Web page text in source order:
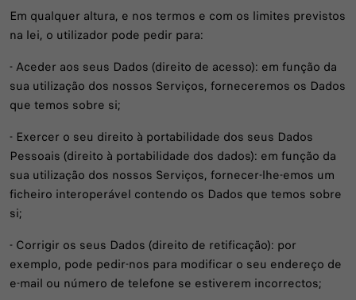
Em qualquer altura, e nos termos e com os limites previstos
na lei, o utilizador pode pedir para:
- Aceder aos seus Dados (direito de acesso): em função da
sua utilização dos nossos Serviços, forneceremos os Dados
que temos sobre si;
- Exercer o seu direito à portabilidade dos seus Dados
Pessoais (direito à portabilidade dos dados): em função da
sua utilização dos nossos Serviços, fornecer-lhe-emos um
ficheiro interoperável contendo os Dados que temos sobre
si;
- Corrigir os seus Dados (direito de retificação): por
exemplo, pode pedir-nos para modificar o seu endereço de
e-mail ou número de telefone se estiverem incorrectos;